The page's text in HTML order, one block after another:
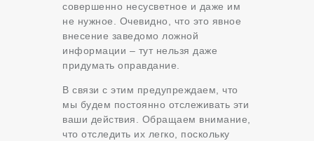
совершенно несусветное и даже им
не нужное. Очевидно, что это явное
внесение заведомо ложной
информации – тут нельзя даже
придумать оправдание.
В связи с этим предупреждаем, что
мы будем постоянно отслеживать эти
ваши действия. Обращаем внимание,
что отследить их легко, поскольку